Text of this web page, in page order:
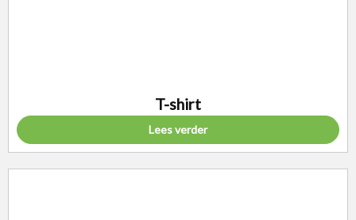
T-shirt
Lees verder